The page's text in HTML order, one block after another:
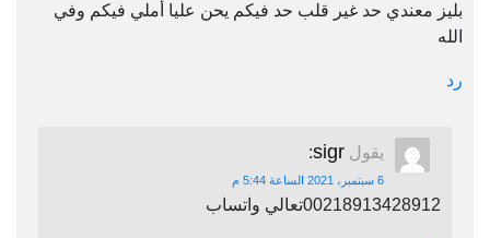
بليز معندي حد غير قلب حد فيكم يحن عليا أملي فيكم وفي
الله
رد
يقول sigr
:
6 سبتمبر، 2021 الساعة 5:44 م
00218913428912تعالي واتساب